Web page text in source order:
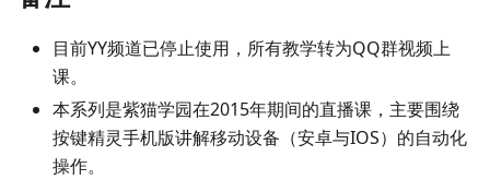
目前YY频道已停止使用，所有教学转为QQ群视频上
课。
本系列是紫猫学园在2015年期间的直播课，主要围绕
按键精灵手机版讲解移动设备（安卓与IOS）的自动化
操作。